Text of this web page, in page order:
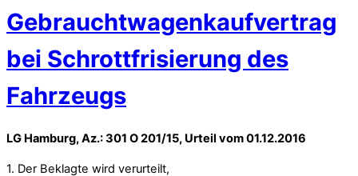
Gebrauchtwagenkaufvertrag
bei Schrottfrisierung des
Fahrzeugs
LG Hamburg, Az.: 301 O 201/15, Urteil vom 01.12.2016
1. Der Beklagte wird verurteilt,